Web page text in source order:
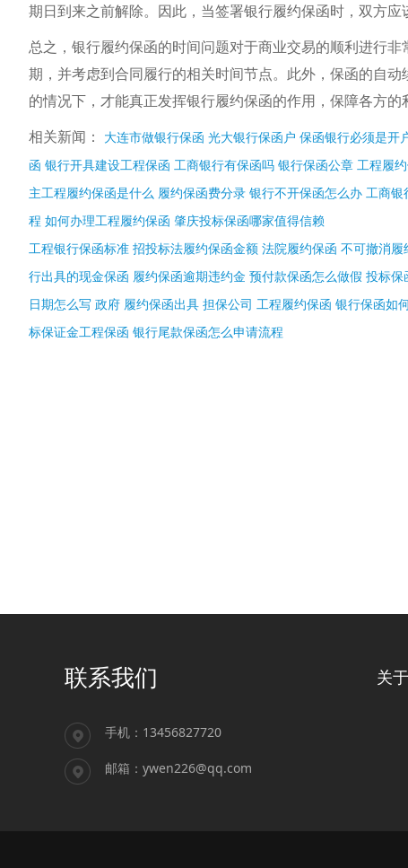
期日到来之前解除。因此，当签署银行履约保函时，双方应
总之，银行履约保函的时间问题对于商业交易的顺利进行
期，并考虑到合同履行的相关时间节点。此外，保函的自
的情况下，才能真正发挥银行履约保函的作用，保障各方的
相关新闻：
大连市做银行保函 光大银行保函户 保函银行必须是开
函 银行开具建设工程保函 工商银行有保函吗 银行保函公章 工程履
主工程履约保函是什么 履约保函费分录 银行不开保函怎么办 工商银
程 如何办理工程履约保函 肇庆投标保函哪家值得信赖
工程银行保函标准 招投标法履约保函金额 法院履约保函 不可撤消履
行出具的现金保函 履约保函逾期违约金 预付款保函怎么做假 投标保
日期怎么写 政府 履约保函出具 担保公司 工程履约保函 银行保函如
标保证金工程保函 银行尾款保函怎么申请流程
联系我们
手机：13456827720
邮箱：ywen226@qq.com
关